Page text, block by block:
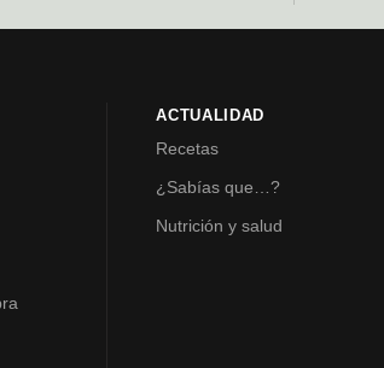
ACTUALIDAD
Recetas
¿Sabías que…?
Nutrición y salud